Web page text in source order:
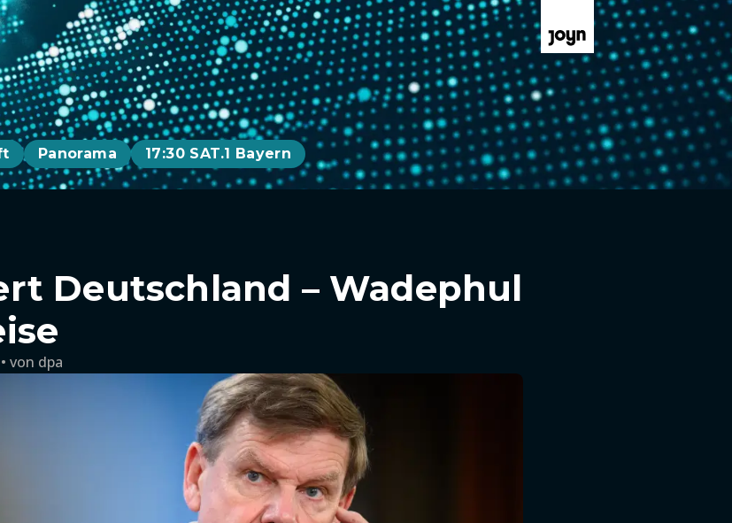
Panorama 17:30 SAT.1 Bayern
Deutschland – Wadephul
von dpa